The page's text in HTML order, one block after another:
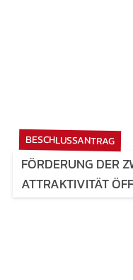
BESCHLUSSANTRAG
FÖRDERUNG DER
ATTRAKTIVITÄT